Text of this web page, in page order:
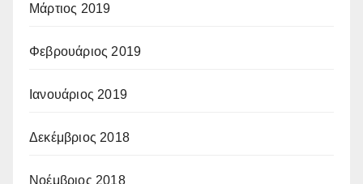
Μάρτιος 2019
Φεβρουάριος 2019
Ιανουάριος 2019
Δεκέμβριος 2018
Νοέμβριος 2018